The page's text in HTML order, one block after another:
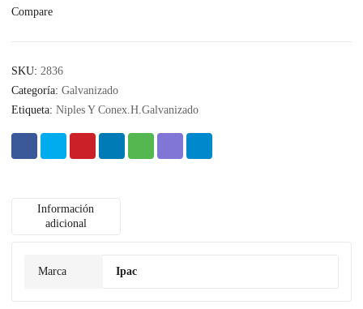
Compare
SKU: 2836
Categoría: Galvanizado
Etiqueta: Niples Y Conex.H.Galvanizado
Información
adicional
Marca Ipac